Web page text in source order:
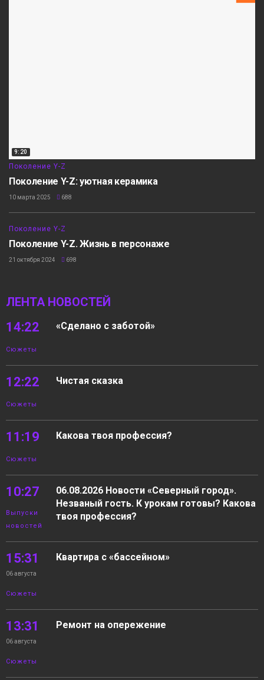
9:20
Поколение Y-Z
Поколение Y-Z: уютная керамика
10 марта 2025 688
12:20
Поколение Y-Z
Поколение Y-Z. Жизнь в персонаже
21 октября 2024 698
ЛЕНТА НОВОСТЕЙ
14:22
Сюжеты
«Сделано с заботой»
12:22
Сюжеты
Чистая сказка
11:19
Сюжеты
Какова твоя профессия?
10:27
Выпуски
новостей
06.08.2026 Новости «Северный город».
Незваный гость. К урокам готовы? Какова
твоя профессия?
15:31
06 августа
Сюжеты
Квартира с «бассейном»
13:31
06 августа
Сюжеты
Ремонт на опережение